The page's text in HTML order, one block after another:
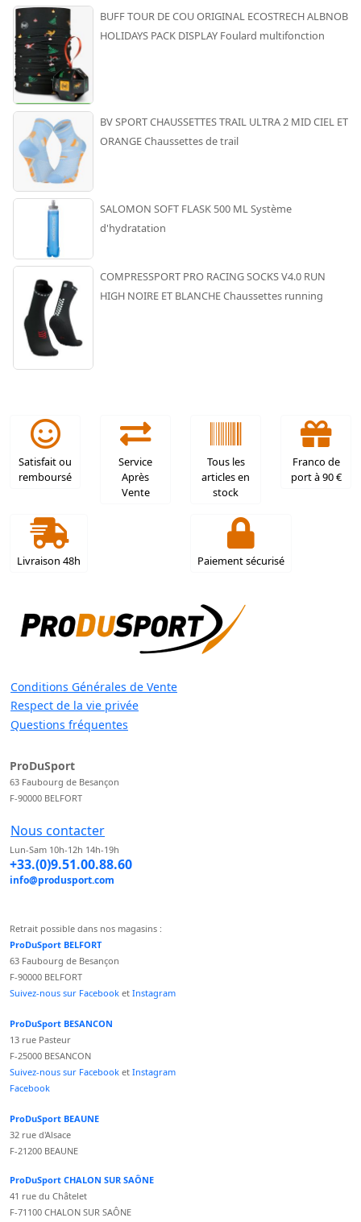
BUFF TOUR DE COU ORIGINAL ECOSTRECH ALBNOB
HOLIDAYS PACK DISPLAY Foulard multifonction
BV SPORT CHAUSSETTES TRAIL ULTRA 2 MID CIEL ET
ORANGE Chaussettes de trail
SALOMON SOFT FLASK 500 ML Système
d'hydratation
COMPRESSPORT PRO RACING SOCKS V4.0 RUN
HIGH NOIRE ET BLANCHE Chaussettes running
Satisfait ou
remboursé
Service
Après
Vente
Tous les
articles en
stock
Franco de
port à 90 €
Livraison 48h Paiement sécurisé
Conditions Générales de Vente
Respect de la vie privée
Questions fréquentes
ProDuSport
63 Faubourg de Besançon
F-90000 BELFORT
Nous contacter
Lun-Sam 10h-12h 14h-19h
+33.(0)9.51.00.88.60
info@produsport.com
Retrait possible dans nos magasins :
ProDuSport BELFORT
63 Faubourg de Besançon
F-90000 BELFORT
Suivez-nous sur Facebook et Instagram
ProDuSport BESANCON
13 rue Pasteur
F-25000 BESANCON
Suivez-nous sur Facebook et Instagram
Facebook
ProDuSport BEAUNE
32 rue d'Alsace
F-21200 BEAUNE
ProDuSport CHALON SUR SAÔNE
41 rue du Châtelet
F-71100 CHALON SUR SAÔNE